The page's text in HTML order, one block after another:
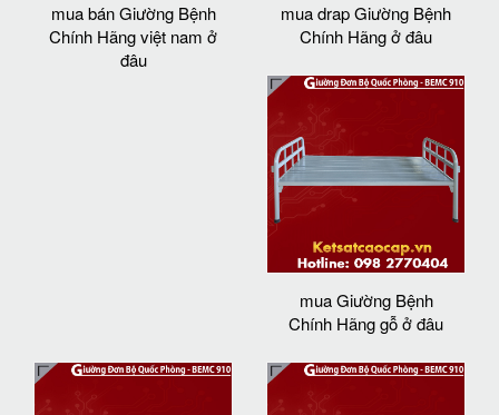
mua bán Giường Bệnh
Chính Hãng việt nam ở
đâu
mua drap Giường Bệnh
Chính Hãng ở đâu
mua Giường Bệnh
Chính Hãng gỗ ở đâu